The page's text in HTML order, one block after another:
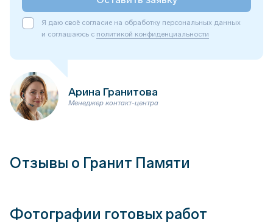
Я даю своё согласие на обработку персональных данных
и соглашаюсь с политикой конфиденциальности
Арина Гранитова
Менеджер контакт-центра
Отзывы о Гранит Памяти
Фотографии готовых работ